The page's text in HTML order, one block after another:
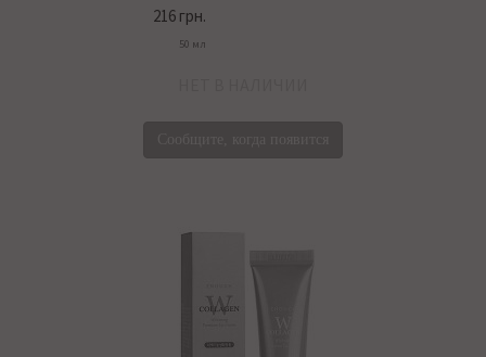
216 грн.
50 мл